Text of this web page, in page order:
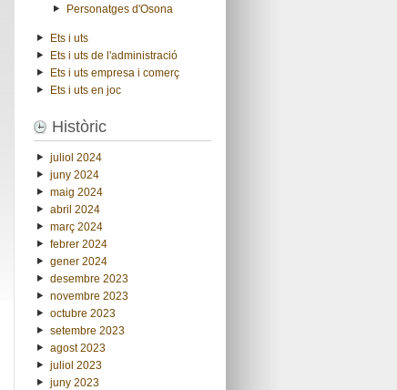
Personatges d'Osona
Ets i uts
Ets i uts de l'administració
Ets i uts empresa i comerç
Ets i uts en joc
Històric
juliol 2024
juny 2024
maig 2024
abril 2024
març 2024
febrer 2024
gener 2024
desembre 2023
novembre 2023
octubre 2023
setembre 2023
agost 2023
juliol 2023
juny 2023